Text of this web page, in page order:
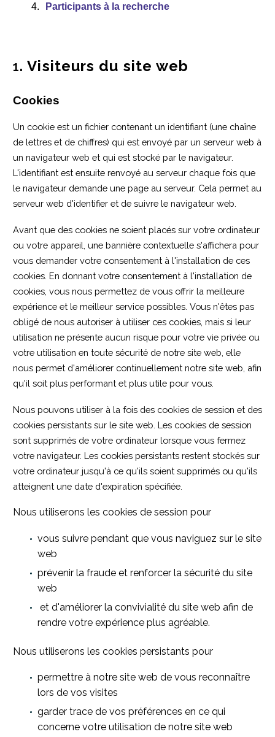
4. Participants à la recherche
1. Visiteurs du site web
Cookies
Un cookie est un fichier contenant un identifiant (une chaîne
de lettres et de chiffres) qui est envoyé par un serveur web à
un navigateur web et qui est stocké par le navigateur.
L'identifiant est ensuite renvoyé au serveur chaque fois que
le navigateur demande une page au serveur. Cela permet au
serveur web d'identifier et de suivre le navigateur web.
Avant que des cookies ne soient placés sur votre ordinateur
ou votre appareil, une bannière contextuelle s'affichera pour
vous demander votre consentement à l'installation de ces
cookies. En donnant votre consentement à l'installation de
cookies, vous nous permettez de vous offrir la meilleure
expérience et le meilleur service possibles. Vous n'êtes pas
obligé de nous autoriser à utiliser ces cookies, mais si leur
utilisation ne présente aucun risque pour votre vie privée ou
votre utilisation en toute sécurité de notre site web, elle
nous permet d'améliorer continuellement notre site web, afin
qu'il soit plus performant et plus utile pour vous.
Nous pouvons utiliser à la fois des cookies de session et des
cookies persistants sur le site web. Les cookies de session
sont supprimés de votre ordinateur lorsque vous fermez
votre navigateur. Les cookies persistants restent stockés sur
votre ordinateur jusqu'à ce qu'ils soient supprimés ou qu'ils
atteignent une date d'expiration spécifiée.
Nous utiliserons les cookies de session pour
vous suivre pendant que vous naviguez sur le site
web
prévenir la fraude et renforcer la sécurité du site
web
et d'améliorer la convivialité du site web afin de
rendre votre expérience plus agréable.
Nous utiliserons les cookies persistants pour
permettre à notre site web de vous reconnaître
lors de vos visites
garder trace de vos préférences en ce qui
concerne votre utilisation de notre site web